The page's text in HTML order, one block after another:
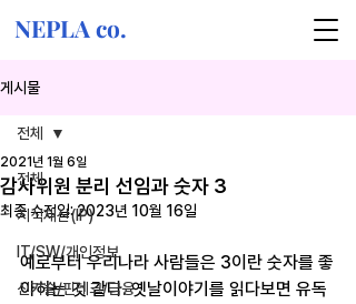
NEPLA co.
게시물
전체
지식재산(IP)
IT/SW/개인정보
신기술/핀테크/금융
전체
감사위원 분리 선임과 숫자 3
2021년 1월 6일
최종 수정일:2023년 10월 16일
예로부터 우리나라 사람들은 3이란 숫자를 좋
아하는 것 같다. 옛날이야기를 읽다보면 유독